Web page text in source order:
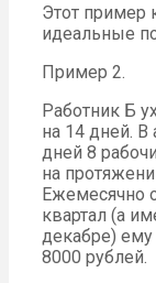
Этот пример
идеальные
Пример 2.
Работник Б
на 14 дней.
дней 8
на
Ежемесячно
квартал (а
декабре)
8000 рублей.